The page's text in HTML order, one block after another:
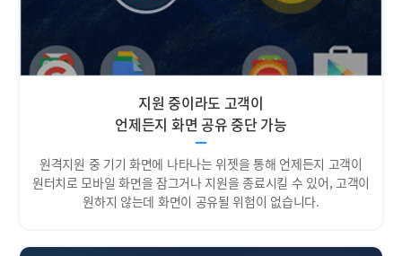
지원 중이라도 고객이
언제든지 화면 공유 중단 가능
원격지원 중 기기 화면에 나타나는 위젯을 통해 언제든지 고객이
원터치로 모바일 화면을 잠그거나 지원을 종료시킬 수 있어, 고객이
원하지 않는데 화면이 공유될 위험이 없습니다.